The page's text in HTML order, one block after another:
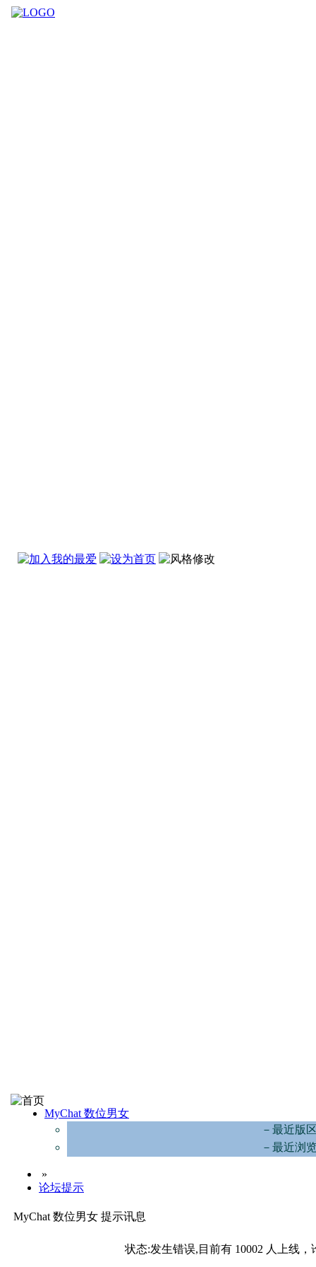
MyChat 数位男女
－最近版
－最近浏
»
论坛提示
MyChat 数位男女 提示讯息
状态:发生错误,目前有 10002 人上线